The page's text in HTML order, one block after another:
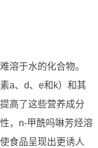
溶于水的化合物。
a、d、e和k）和其
高了这些营养成分
，n-甲酰吗啉芳烃溶
食品呈现出更诱人